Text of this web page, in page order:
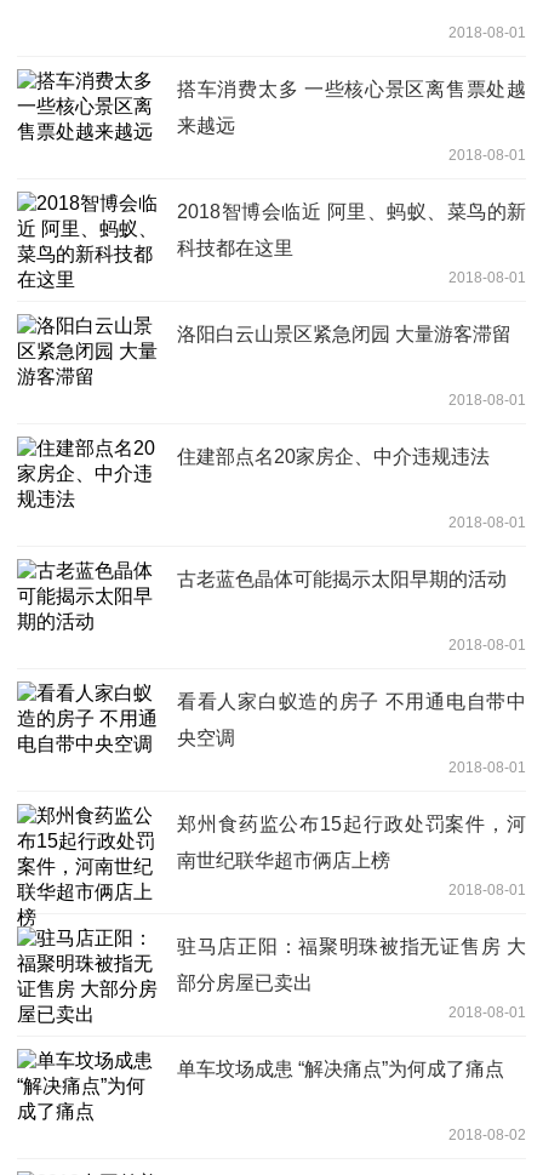
2018-08-01
搭车消费太多 一些核心景区离售票处越
来越远
2018-08-01
2018智博会临近 阿里、蚂蚁、菜鸟的新
科技都在这里
2018-08-01
洛阳白云山景区紧急闭园 大量游客滞留
2018-08-01
住建部点名20家房企、中介违规违法
2018-08-01
古老蓝色晶体可能揭示太阳早期的活动
2018-08-01
看看人家白蚁造的房子 不用通电自带中
央空调
2018-08-01
郑州食药监公布15起行政处罚案件，河
南世纪联华超市俩店上榜
2018-08-01
驻马店正阳：福聚明珠被指无证售房 大
部分房屋已卖出
2018-08-01
单车坟场成患 “解决痛点”为何成了痛点
2018-08-02